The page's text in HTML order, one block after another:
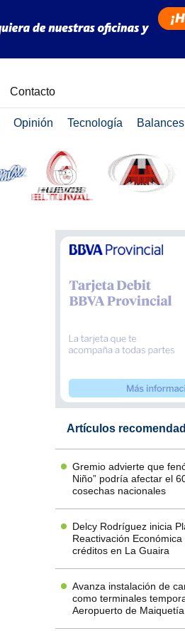
Contacto
Opinión Tecnología Balances
Artículos
Gremio advierte que
Niño” podría afectar el
cosechas nacionales
Delcy Rodríguez inicia
Reactivación
créditos en La Guaira
Avanza instalación de
como terminales
Aeropuerto de Maiquetía